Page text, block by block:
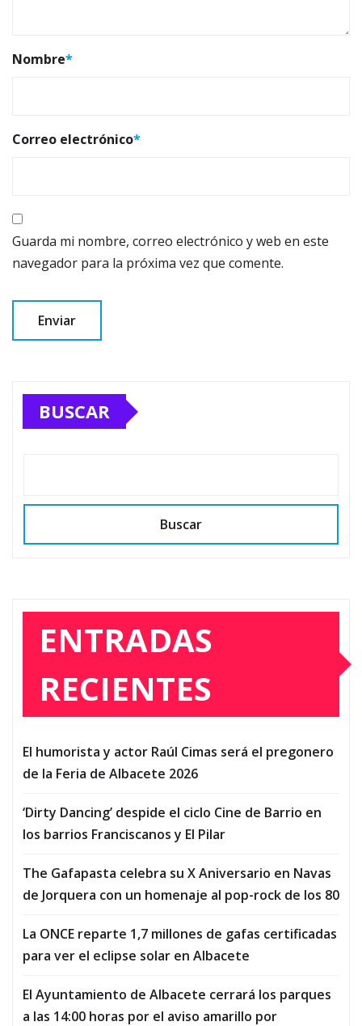
Nombre*
Correo electrónico*
Guarda mi nombre, correo electrónico y web en este
navegador para la próxima vez que comente.
BUSCAR
Buscar
ENTRADAS
RECIENTES
El humorista y actor Raúl Cimas será el pregonero
de la Feria de Albacete 2026
‘Dirty Dancing’ despide el ciclo Cine de Barrio en
los barrios Franciscanos y El Pilar
The Gafapasta celebra su X Aniversario en Navas
de Jorquera con un homenaje al pop-rock de los 80
La ONCE reparte 1,7 millones de gafas certificadas
para ver el eclipse solar en Albacete
El Ayuntamiento de Albacete cerrará los parques
a las 14:00 horas por el aviso amarillo por